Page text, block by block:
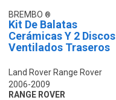
BREMBO
Kit De Balatas
Cerámicas Y 2 Discos
Ventilados Traseros
Land Rover Range Rover
2006-2009
RANGE ROVER